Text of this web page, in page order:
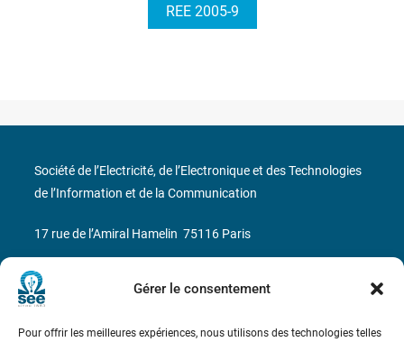
Gérer le consentement
Pour offrir les meilleures expériences, nous utilisons des technologies telles
REE 2005-9
Société de l’Electricité, de l’Electronique et des Technologies
de l’Information et de la Communication
17 rue de l’Amiral Hamelin 75116 Paris
Métro : « Boissière » Ligne 6 et « Iéna » Ligne 9